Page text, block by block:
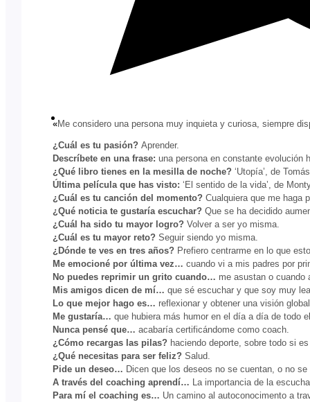
«Me considero una persona muy inquieta y curiosa, siempre
¿Cuál es tu pasión? Aprender.
Descríbete en una frase: una persona en constante evolución
¿Qué libro tienes en la mesilla de noche? ‘Utopía’, de
Última película que has visto: ‘El sentido de la vida’, de
¿Cuál es tu canción del momento? Cualquiera que me haga
¿Qué noticia te gustaría escuchar? Que se ha decidido
¿Cuál ha sido tu mayor logro? Volver a ser yo misma.
¿Cuál es tu mayor reto? Seguir siendo yo misma.
¿Dónde te ves en tres años? Prefiero centrarme en lo que
Me emocioné por última vez… cuando vi a mis padres por
No puedes reprimir un grito cuando… me asustan o cuando
Mis amigos dicen de mí… que sé escuchar y que soy muy
Lo que mejor hago es… reflexionar y obtener una visión
Me gustaría… que hubiera más humor en el día a día de todo
Nunca pensé que… acabaría certificándome como coach.
¿Cómo recargas las pilas? haciendo deporte, sobre todo si
¿Qué necesitas para ser feliz? Salud.
Pide un deseo… Dicen que los deseos no se cuentan, o no se
A través del coaching aprendí… La importancia de la
Para mí el coaching es… Un camino al autoconocimento a